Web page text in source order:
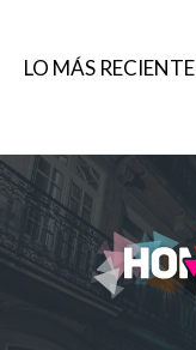
LO MÁS RECIENTE